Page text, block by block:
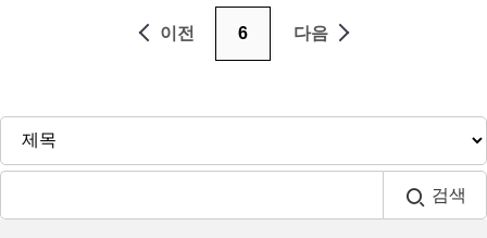
이전 6 다음
검색